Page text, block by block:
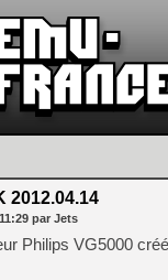
2012.04.14
11:29 par Jets
Philips VG5000